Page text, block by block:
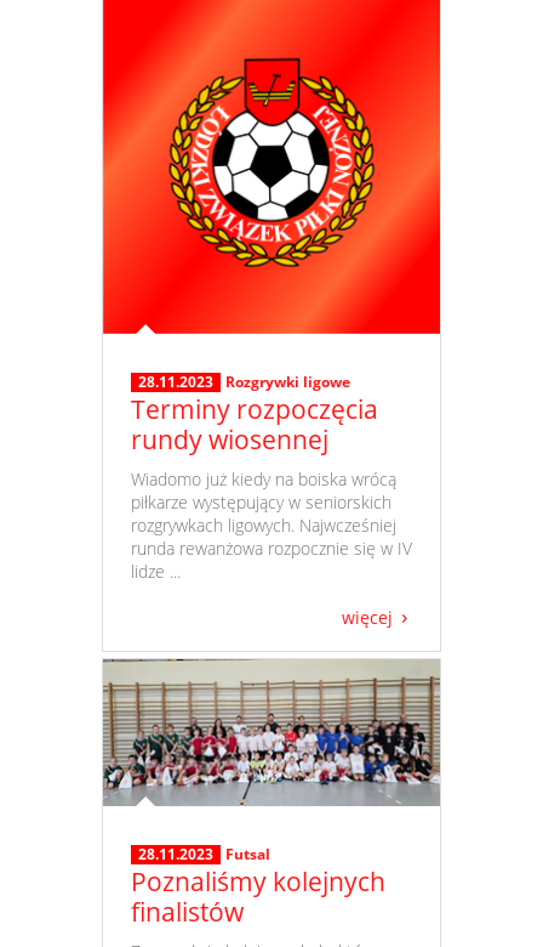
28.11.2023 Rozgrywki ligowe
Terminy rozpoczęcia
rundy wiosennej
​ Wiadomo już kiedy na boiska wrócą
piłkarze występujący w seniorskich
rozgrywkach ligowych. Najwcześniej
runda rewanżowa rozpocznie się w IV
lidze ...
więcej
28.11.2023 Futsal
Poznaliśmy kolejnych
finalistów